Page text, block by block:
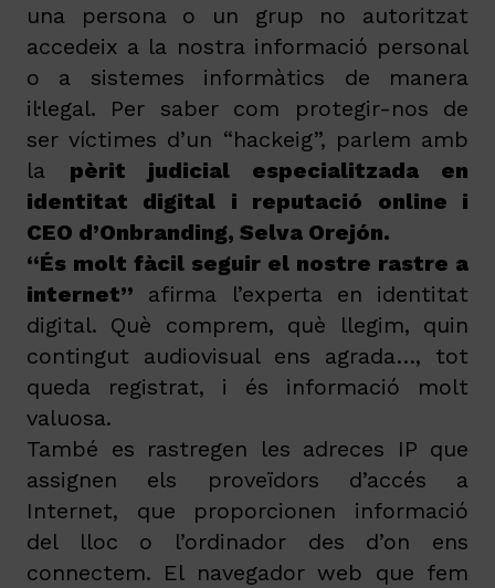
una persona o un grup no autoritzat
accedeix a la nostra informació personal
o a sistemes informàtics de manera
il·legal. Per saber com protegir-nos de
ser víctimes d’un “hackeig”, parlem amb
la pèrit judicial especialitzada en
identitat digital i reputació online i
CEO d’Onbranding, Selva Orejón.
“És molt fàcil seguir el nostre rastre a
internet” afirma l’experta en identitat
digital. Què comprem, què llegim, quin
contingut audiovisual ens agrada…, tot
queda registrat, i és informació molt
valuosa.
També es rastregen les adreces IP que
assignen els proveïdors d’accés a
Internet, que proporcionen informació
del lloc o l’ordinador des d’on ens
connectem. El navegador web que fem